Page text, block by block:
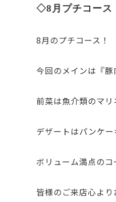
◇8月プチコース
8月のプチコース！
今回のメインは『
前菜は魚介類のマ
デザートはパンケ
ボリューム満点のコ
皆様のご来店心より